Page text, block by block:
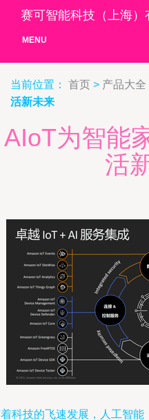
赛可智能科技（上海）
MENU
当前位置： 首页 > 产品大全
活新未来
AIoT为智能
活
科技的飞速发展，人工智